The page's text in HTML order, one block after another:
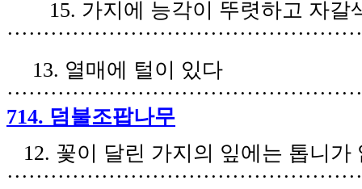
15. 가지에 능각이 뚜렷하고 자갈
·················································
13. 열매에 털이 있다
···············································
714. 덤불조팝나무
12. 꽃이 달린 가지의 잎에는 톱니가
················································